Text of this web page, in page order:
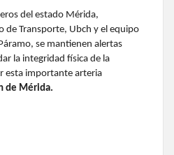
del estado Mérida,
de Transporte, Ubch y el equipo
se mantienen alertas
la integridad física de la
esta importante arteria
de Mérida.